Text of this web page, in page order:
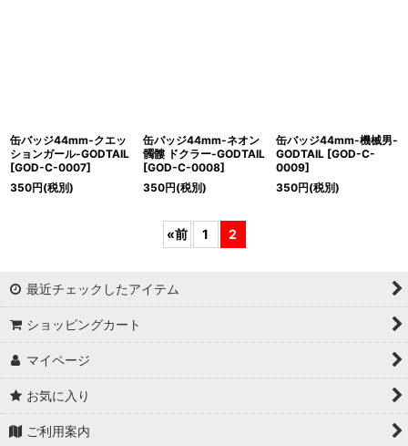
缶バッジ44mm-クエッ
ションガール-GODTAIL
[GOD-C-0007]
350円(税別)
缶バッジ44mm-ネオン
髑髏 ドクラー-GODTAIL
[GOD-C-0008]
350円(税別)
缶バッジ44mm-機械男-
GODTAIL [GOD-C-
0009]
350円(税別)
«前 1 2
最近チェックしたアイテム
ショッピングカート
マイページ
お気に入り
ご利用案内